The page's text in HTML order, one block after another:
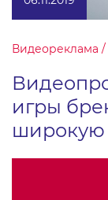
Видеореклама
игры
широкую